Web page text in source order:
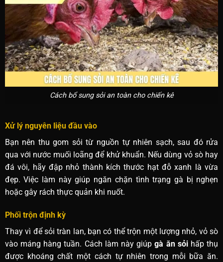
Cách bổ sung sỏi an toàn cho chiến kê
Xử lý nguyên liệu đầu vào
Bạn nên thu gom sỏi từ nguồn tự nhiên sạch, sau đó rửa
qua với nước muối loãng để khử khuẩn. Nếu dùng vỏ sò hay
đá vôi, hãy đập nhỏ thành kích thước hạt đỗ xanh là vừa
đẹp. Việc làm này giúp ngăn chặn tình trạng gà bị nghẹn
hoặc gây rách thực quản khi nuốt.
Phối trộn định kỳ
Thay vì để sỏi tràn lan, bạn có thể trộn một lượng nhỏ, vỏ sò
vào máng hàng tuần. Cách làm này giúpgà ăn sỏihấp thụ
được khoáng chất một cách tự nhiên trong mỗi bữa ăn.